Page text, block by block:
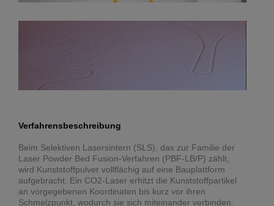
Verfahrensbeschreibung
Beim Selektiven Lasersintern (SLS), das zur Familie der
Laser Powder Bed Fusion-Verfahren (PBF-LB/P) zählt,
wird Kunststoffpulver vollflächig auf eine Bauplattform
aufgebracht. Ein CO2-Laser erhitzt die Kunststoffpartikel
an vorgegebenen Koordinaten bis kurz vor ihren
Schmelzpunkt, wodurch sie sich miteinander verbinden.